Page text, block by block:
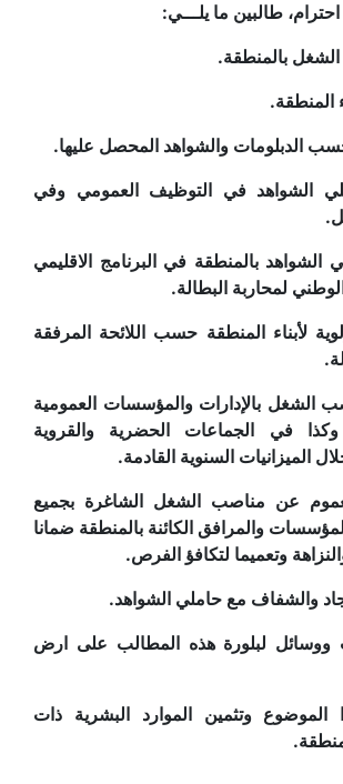
طالبين ما يلـــي:
بالمنطقة.
المنطقة.
الدبلومات والشواهد المحصل عليها.
الشواهد في التوظيف العمومي وفي
الشواهد بالمنطقة في البرنامج الاقليمي
لمحاربة البطالة.
لأبناء المنطقة حسب اللائحة المرفقة
الشغل بالإدارات والمؤسسات العمومية
وكذا في الجماعات الحضرية والقروية
الميزانيات السنوية القادمة.
عن مناصب الشغل الشاغرة بجميع
والمرافق الكائنة بالمنطقة ضمانا
وتعميما لتكافؤ الفرص.
والشفاف مع حاملي الشواهد.
ووسائل لبلورة هذه المطالب على ارض
الموضوع وتثمين الموارد البشرية ذات